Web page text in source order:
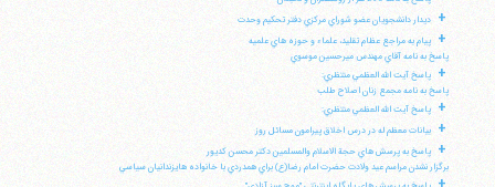
+ ديدار دانشجويان عضو شوراي مركزي دفتر تحكيم وحدت
+
پيام به مراجع عظام تقليد، علماء و حوزه هاي علميه
پاسخ به نامه آقاي مهندس ميرحسين موسوي
+
پاسخ آيت الله العظمي منتظري:
پاسخ به نامه مجمع زنان اصلاح طلب
+ پاسخ آيت الله العظمي منتظري:
+ بيانات معظم له در درس اخلاق پيرامون مسائل روز
+
پاسخ به پرسش هاي حجة الاسلام والمسلمين دكتر محسن كديور
برگزار نشدن مراسم عيد ولادت حضرت امام رضا(ع) براي همدردي با خانواده هايزندانيان سياسي